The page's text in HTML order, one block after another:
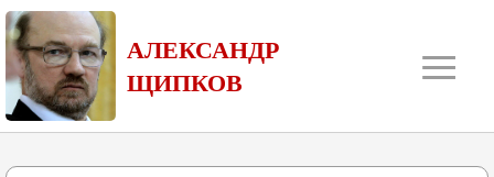
АЛЕКСАНДР
ЩИПКОВ
≡